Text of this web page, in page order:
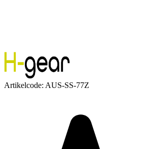
Artikelcode: AUS-SS-77Z